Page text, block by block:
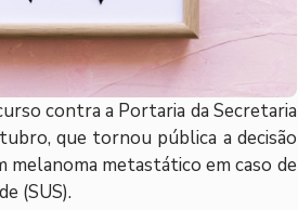
contra a Portaria da Secretaria
que tornou pública a decisão
metastático em caso de
(SUS).